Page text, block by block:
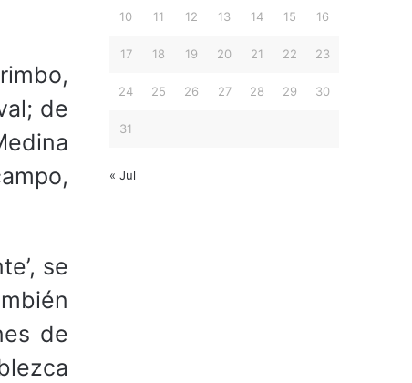
de
se
de
10 11 12 13 14 15 16
17 18 19 20 21 22 23
24 25 26 27 28 29 30
31
« Jul